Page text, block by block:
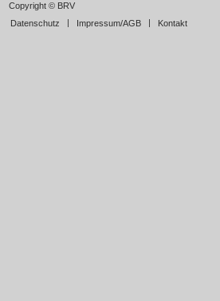
Copyright © BRV
Datenschutz
Impressum/AGB Kontakt